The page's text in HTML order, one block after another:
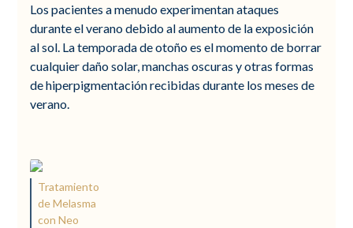
Los pacientes a menudo experimentan ataques
durante el verano debido al aumento de la exposición
al sol. La temporada de otoño es el momento de borrar
cualquier daño solar, manchas oscuras y otras formas
de hiperpigmentación recibidas durante los meses de
verano.
Tratamiento
de Melasma
con Neo